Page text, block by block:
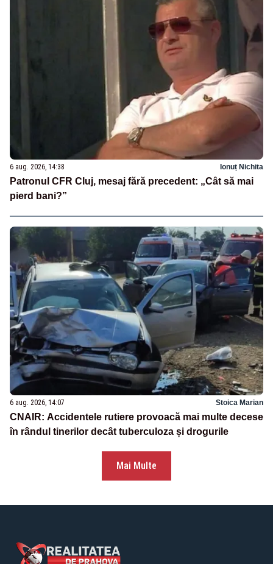
6 aug. 2026, 14:38 Ionuț Nichita
Patronul CFR Cluj, mesaj fără precedent: „Cât să mai
pierd bani?”
6 aug. 2026, 14:07 Stoica Marian
CNAIR: Accidentele rutiere provoacă mai multe decese
în rândul tinerilor decât tuberculoza și drogurile
Mai Multe